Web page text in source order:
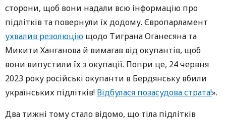
сторони, щоб вони надали всю інформацію про
підлітків та повернули їх додому. Європарламент
ухвалив резолюцію щодо Тиграна Оганесяна та
Микити Ханганова й вимагав від окупантів, щоб
вони випустили їх з окупації. Попри це, 24 червня
2023 року російські окупанти в Бердянську вбили
українських підлітків! Відбулася позасудова страта!».
Два тижні тому стало відомо, що тіла підлітків